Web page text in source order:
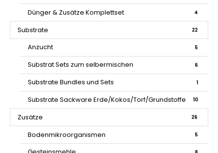
Dünger & Zusätze Komplettset 4
Substrate 22
Anzucht 5
Substrat Sets zum selbermischen 6
Substrate Bundles und Sets 1
Substrate Sackware Erde/Kokos/Torf/Grundstoffe 10
Zusätze 26
Bodenmikroorganismen 5